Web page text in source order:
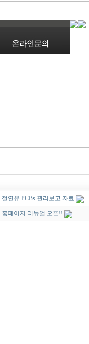
절연유 PCBs 관리보고 자료
홈페이지 리뉴얼 오픈!!